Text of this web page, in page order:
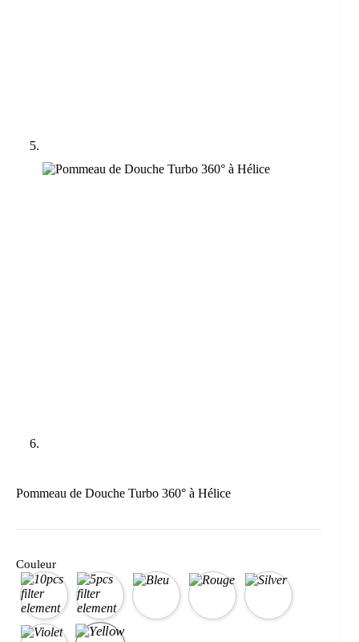
Pommeau de Douche Turbo 360° à Hélice
Couleur